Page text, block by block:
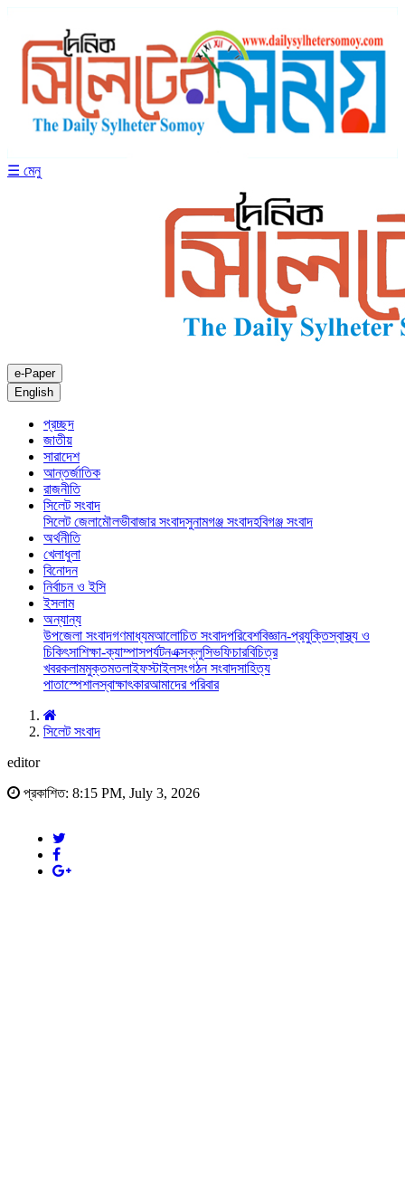
☰ মেনু
e-Paper
English
প্রচ্ছদ
জাতীয়
সারাদেশ
আন্তর্জাতিক
রাজনীতি
সিলেট সংবাদ
সিলেট জেলামৌলভীবাজার সংবাদসুনামগঞ্জ সংবাদহবিগঞ্জ সংবাদ
অর্থনীতি
খেলাধুলা
বিনোদন
নির্বাচন ও ইসি
ইসলাম
অন্যান্য
উপজেলা সংবাদগণমাধ্যমআলোচিত সংবাদপরিবেশবিজ্ঞান-প্রযুক্তিস্বাস্থ্য ও
চিকিৎসাশিক্ষা-ক্যাম্পাসপর্যটনএক্সক্লুসিভফিচারবিচিত্র
খবরকলামমুক্তমতলাইফস্টাইলসংগঠন সংবাদসাহিত্য
পাতাস্পেশালস্বাক্ষাৎকারআমাদের পরিবার
সিলেট সংবাদ
editor
প্রকাশিত: 8:15 PM, July 3, 2026